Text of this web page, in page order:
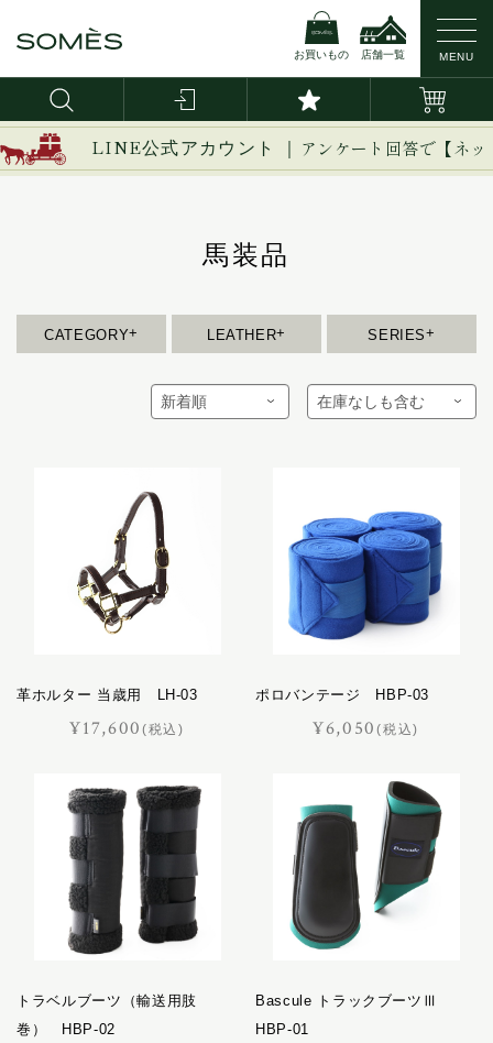
お買いもの 店舗一覧 MENU
LINE公式アカウント ｜ アンケート回答で【ネ
馬装品
CATEGORY LEATHER SERIES
革ホルター 当歳用 LH-03
¥17,600(税込)
ポロバンテージ HBP-03
¥6,050(税込)
トラベルブーツ（輸送用肢
巻） HBP-02
Bascule トラックブーツⅢ
HBP-01
新作
インテリア
レース鞍
調教鞍
腹帯
調教道具
厩舎用品
レザーケア
レザーケア用品
おすすめギフト
ブライドルレザー
イージー
イノベーション
エリテ
エリン
オフィサー
キャバレッティ
ギャロップ
コートリー
サッチェル
サドラリー
ジャンヌ
シューホーン
スフレ
セクション
ディアマン
ドムス
ドレッサージュ
トロット
バケット
パスチャー